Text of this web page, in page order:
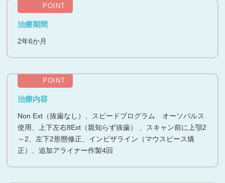
POINT
治療期間
2年6か月
POINT
治療内容
Non Ext（抜歯なし）、スピードプログラム オーソパルス
使用、上下左右8Ext（親知らず抜歯） 、スキャン前に上顎2
～2、左下2形態修正、インビザライン（マウスピース矯
正）、追加アライナー作製4回